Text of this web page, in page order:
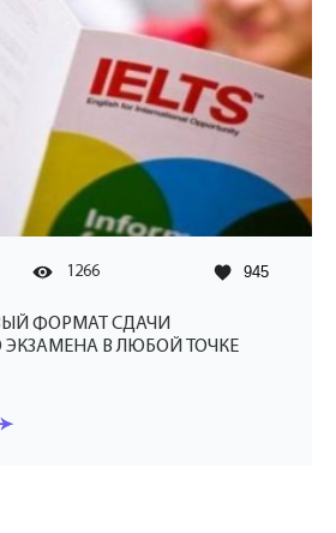
1266 945
ФОРМАТ СДАЧИ
В ЛЮБОЙ ТОЧКЕ